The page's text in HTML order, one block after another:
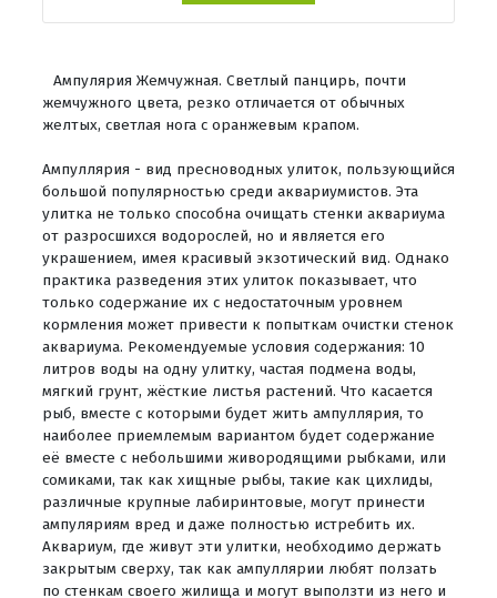
Ампулярия Жемчужная. Светлый панцирь, почти
жемчужного цвета, резко отличается от обычных
желтых, светлая нога с оранжевым крапом.
Ампуллярия - вид пресноводных улиток, пользующийся
большой популярностью среди аквариумистов. Эта
улитка не только способна очищать стенки аквариума
от разросшихся водорослей, но и является его
украшением, имея красивый экзотический вид. Однако
практика разведения этих улиток показывает, что
только содержание их с недостаточным уровнем
кормления может привести к попыткам очистки стенок
аквариума. Рекомендуемые условия содержания: 10
литров воды на одну улитку, частая подмена воды,
мягкий грунт, жёсткие листья растений. Что касается
рыб, вместе с которыми будет жить ампуллярия, то
наиболее приемлемым вариантом будет содержание
её вместе с небольшими живородящими рыбками, или
сомиками, так как хищные рыбы, такие как цихлиды,
различные крупные лабиринтовые, могут принести
ампуляриям вред и даже полностью истребить их.
Аквариум, где живут эти улитки, необходимо держать
закрытым сверху, так как ампуллярии любят ползать
по стенкам своего жилища и могут выползти из него и